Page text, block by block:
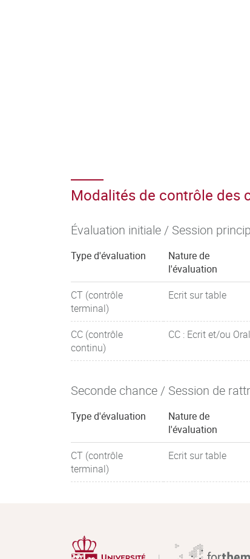
Modalités de contrôle des
Évaluation initiale / Session
Type d'évaluation
Nature de
l'évaluation
CT (contrôle
terminal)
Ecrit sur table
CC (contrôle
continu)
CC : Ecrit et/ou Oral
Seconde chance / Session de
Type d'évaluation
Nature de
l'évaluation
CT (contrôle
terminal)
Ecrit sur table